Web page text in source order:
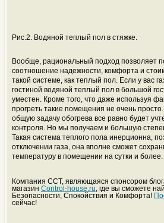
Рис.2. Водяной теплый пол в стяжке.
Вообще, рациональный подход позволяет
соотношение надежности, комфорта и
такой системе, как теплый пол. Если у вас
гостиной водяной теплый пол в большой
уместен. Кроме того, что даже используя
прогреть такие помещения не очень
общую задачу обогрева все равно будет
контроля. Но мы получаем и большую
Такая система теплого пола инерционна,
отключении газа, она вполне сможет
температуру в помещении на сутки и более.
Компания ССТ, являющаяся спонсором
магазин Control-house.ru, где вы сможете
Безопасности, Спокойствия и Комфорта!
сейчас!